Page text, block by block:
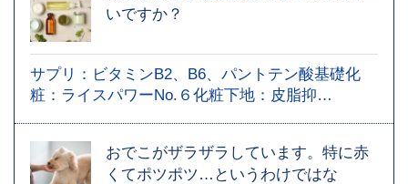
いですか？
サプリ：ビタミンB2、B6、パントテン酸基礎化
粧：ライスパワーNo.６化粧下地：皮脂抑…
おでこがザラザラしています。特に赤
くてポツポツ…というわけではな